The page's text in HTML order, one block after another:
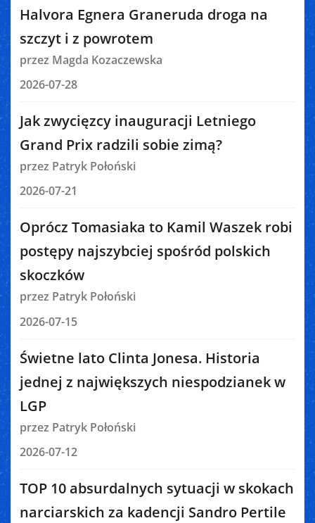
Halvora Egnera Graneruda droga na
szczyt i z powrotem
przez Magda Kozaczewska
2026-07-28
Jak zwycięzcy inauguracji Letniego
Grand Prix radzili sobie zimą?
przez Patryk Połoński
2026-07-21
Oprócz Tomasiaka to Kamil Waszek robi
postępy najszybciej spośród polskich
skoczków
przez Patryk Połoński
2026-07-15
Świetne lato Clinta Jonesa. Historia
jednej z największych niespodzianek w
LGP
przez Patryk Połoński
2026-07-12
TOP 10 absurdalnych sytuacji w skokach
narciarskich za kadencji Sandro Pertile